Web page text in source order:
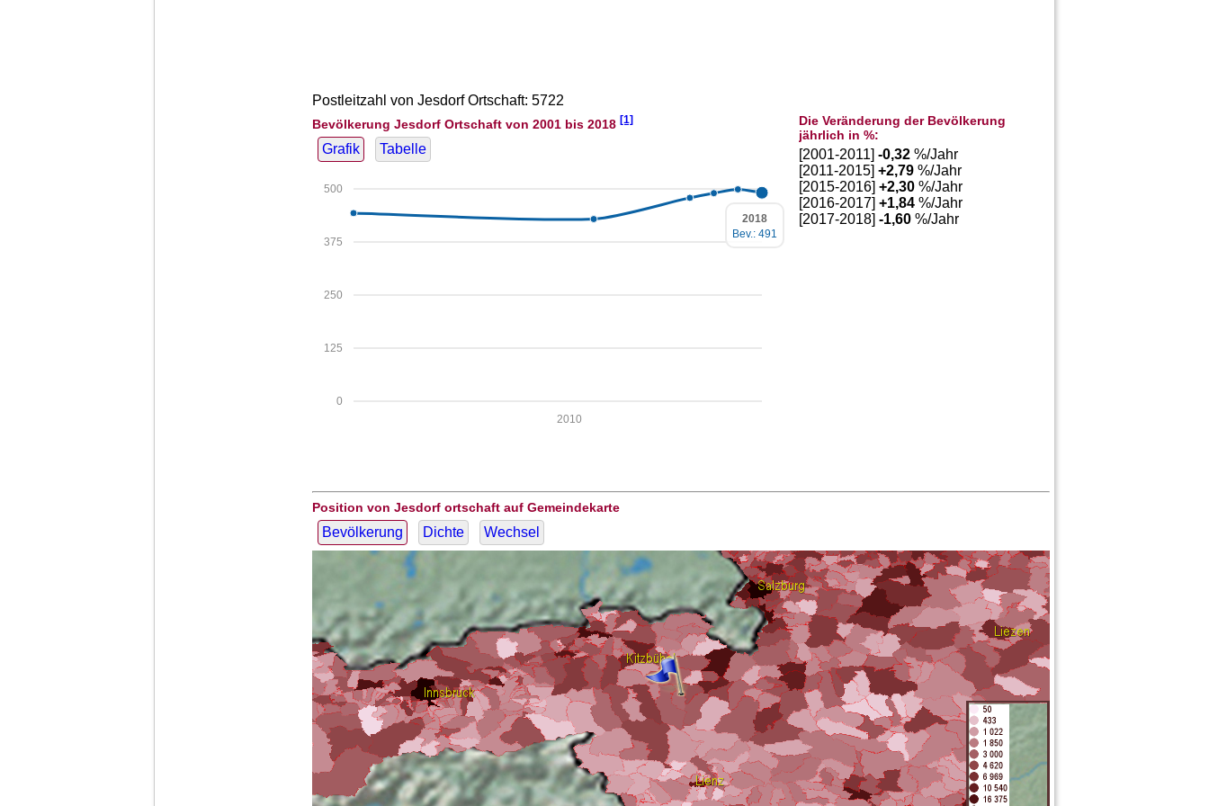
Postleitzahl von Jesdorf Ortschaft: 5722
Bevölkerung Jesdorf Ortschaft von 2001 bis 2018 [1]
Grafik Tabelle
0
125
250
375
500
2010
2018
Bev.: 491
Die Veränderung der Bevölkerung
jährlich in %:
[2001-2011]-0,32 %/Jahr
[2011-2015]+2,79 %/Jahr
[2015-2016]+2,30 %/Jahr
[2016-2017]+1,84 %/Jahr
[2017-2018]-1,60 %/Jahr
Position von Jesdorf ortschaft auf Gemeindekarte
Bevölkerung Dichte Wechsel